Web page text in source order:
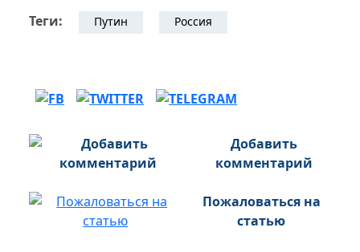
Теги: Путин Россия
Добавить
комментарий
Пожаловаться на
статью